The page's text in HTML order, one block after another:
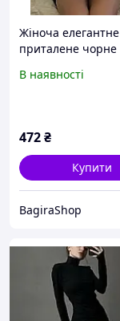
Жіноча
приталене чорне
рукавом
В наявності
472₴
Купити
BagiraShop